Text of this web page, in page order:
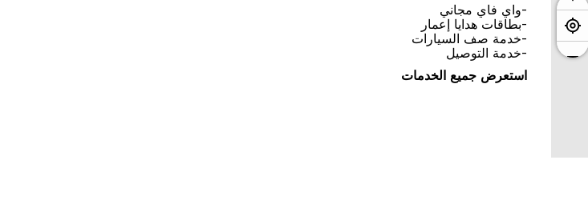
-ﻭاﻱ ﻓﺎﻱ ﻣﺠﺎﻧﻲ
-ﺑﻄﺎﻗﺎﺕ ﻫﺪاﻳﺎ ﺇﻋﻤﺎﺭ
-ﺧﺪﻣﺔ ﺻﻒ اﻟﺴﻴﺎﺭاﺕ
-ﺧﺪﻣﺔ اﻟﺘﻮﺻﻴﻞ
اﺳﺘﻌﺮﺽ ﺟﻤﻴﻊ اﻟﺨﺪﻣﺎﺕ